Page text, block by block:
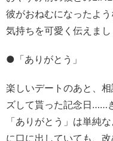
彼がおねむになったよ
気持ちを可愛く伝えまし
●「ありがとう」
楽しいデートのあと、
ズして貰った記念日……
「ありがとう」は単純
に口に出していても、